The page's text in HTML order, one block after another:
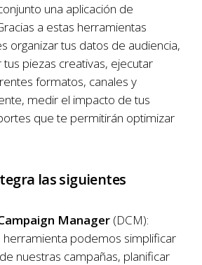
una aplicación de
a estas herramientas
organizar tus datos de audiencia,
piezas creativas, ejecutar
formatos, canales y
medir el impacto de tus
que te permitirán optimizar
las siguientes
Manager(DCM):
herramienta podemos simplificar
nuestras campañas, planificar